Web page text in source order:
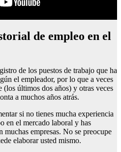
de empleo en el
de los puestos de trabajo que ha
el empleador, por lo que a veces
(los últimos dos años) y otras veces
a muchos años atrás.
si no tienes mucha experiencia
en el mercado laboral y has
muchas empresas. No se preocupe
elaborar usted mismo.